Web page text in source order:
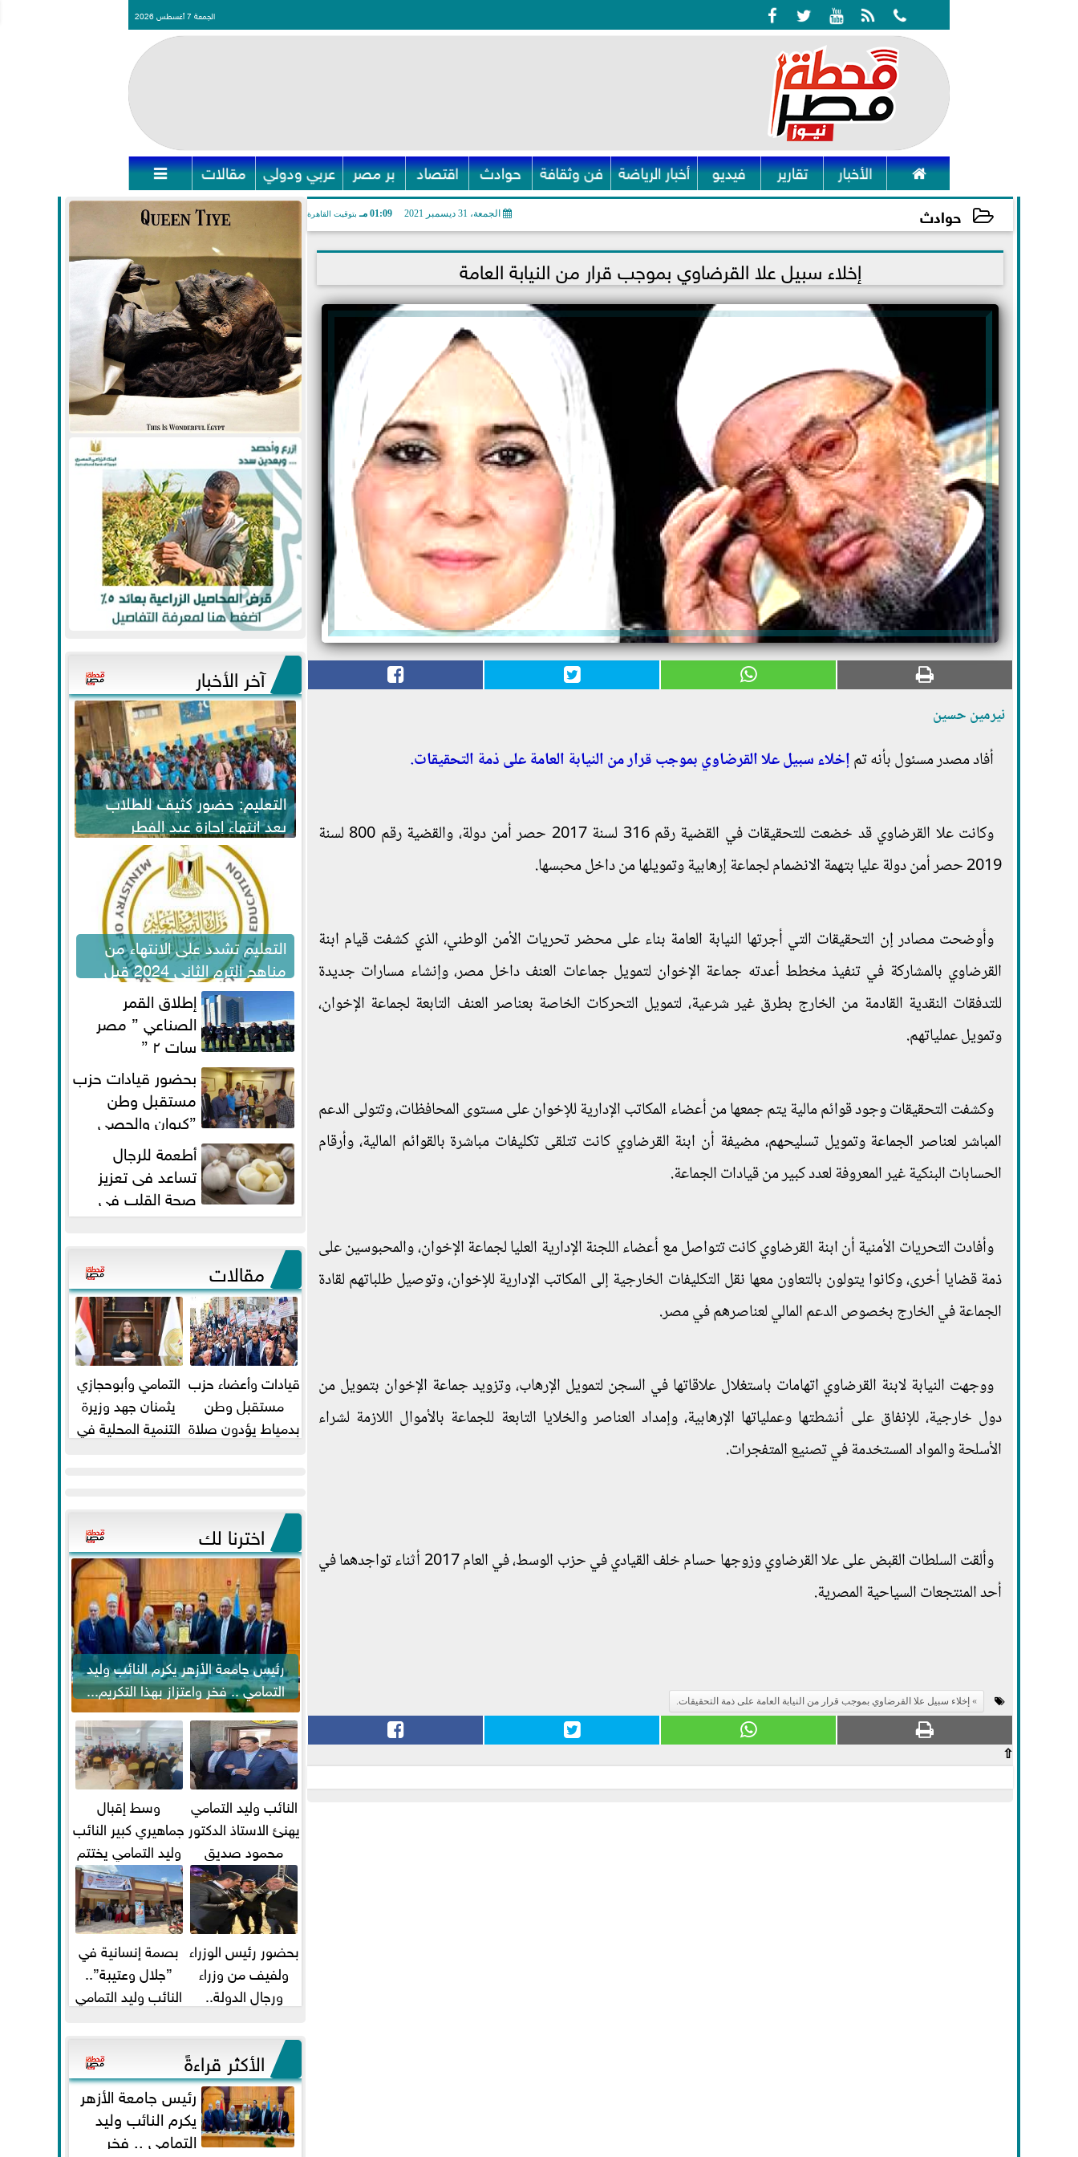
     الجمعة 7 أغسطس 2026
 الأخبار تقارير فيديو أخبار الرياضة فن وثقافة حوادث اقتصاد بر مصر عربي ودولي مقالات 
حوادث الجمعة، 31 ديسمبر 2021 01:09 مـ بتوقيت القاهرة
2021-12-31 13:09:14 إخلاء سبيل علا القرضاوي بموجب قرار من النيابة العامة
نيرمين حسين
أفاد مصدر مسئول بأنه تمإخلاء سبيل علا القرضاوي بموجب قرار من النيابة العامة على ذمة التحقيقات.
وكانت علا القرضاوي قد خضعت للتحقيقات في القضية رقم 316 لسنة 2017 حصر أمن دولة، والقضية رقم 800 لسنة
2019 حصر أمن دولة عليا بتهمة الانضمام لجماعة إرهابية وتمويلها من داخل محبسها.
وأوضحت مصادر إن التحقيقات التي أجرتها النيابة العامة بناء على محضر تحريات الأمن الوطني، الذي كشفت قيام ابنة
القرضاوي بالمشاركة في تنفيذ مخطط أعدته جماعة الإخوان لتمويل جماعات العنف داخل مصر، وإنشاء مسارات جديدة
للتدفقات النقدية القادمة من الخارج بطرق غير شرعية، لتمويل التحركات الخاصة بعناصر العنف التابعة لجماعة الإخوان،
وتمويل عملياتهم.
وكشفت التحقيقات وجود قوائم مالية يتم جمعها من أعضاء المكاتب الإدارية للإخوان على مستوى المحافظات، وتتولى الدعم
المباشر لعناصر الجماعة وتمويل تسليحهم، مضيفة أن ابنة القرضاوي كانت تتلقى تكليفات مباشرة بالقوائم المالية، وأرقام
الحسابات البنكية غير المعروفة لعدد كبير من قيادات الجماعة.
وأفادت التحريات الأمنية أن ابنة القرضاوي كانت تتواصل مع أعضاء اللجنة الإدارية العليا لجماعة الإخوان، والمحبوسين على
ذمة قضايا أخرى، وكانوا يتولون بالتعاون معها نقل التكليفات الخارجية إلى المكاتب الإدارية للإخوان، وتوصيل طلباتهم لقادة
الجماعة في الخارج بخصوص الدعم المالي لعناصرهم في مصر.
ووجهت النيابة لابنة القرضاوي اتهامات باستغلال علاقاتها في السجن لتمويل الإرهاب، وتزويد جماعة الإخوان بتمويل من
دول خارجية، للإنفاق على أنشطتها وعملياتها الإرهابية، وإمداد العناصر والخلايا التابعة للجماعة بالأموال اللازمة لشراء
الأسلحة والمواد المستخدمة في تصنيع المتفجرات.
وألقت السلطات القبض على علا القرضاوي وزوجها حسام خلف القيادي في حزب الوسط، في العام 2017 أثناء تواجدهما في
أحد المنتجعات السياحية المصرية.
إخلاء سبيل علا القرضاوي بموجب قرار من النيابة العامة على ذمة التحقيقات.
⇧
آخر الأخبار
التعليم: حضور كثيف للطلاب
بعد انتهاء إجازة عيد الفطر
لاستكمال المناهج
التعليم تشدد على الانتهاء من
مناهج الترم الثاني 2024 قبل
الامتحانات
إطلاق القمر
الصناعي ” مصر
سات ٢ ”
بحضور قيادات حزب
مستقبل وطن
”كيوان والحصي
والتمامي وابوحجازي وعيسي” أمانه
كفر...
أطعمة للرجال
تساعد فى تعزيز
صحة القلب فى
سن الأربعين
مقالات
قيادات وأعضاء حزب
مستقبل وطن
بدمياط يؤدون صلاة
التمامي وأبوحجازي
يثمنان جهد وزيرة
التنمية المحلية في
اخترنا لك
رئيس جامعة الأزهر يكرم النائب وليد
التمامي .. فخر واعتزاز بهذا التكريم...
النائب وليد التمامي
يهنئ الاستاذ الدكتور
محمود صديق
تكليفة قائم باعمال
...
وسط إقبال
جماهيري كبير النائب
وليد التمامي يختتم
أضخم قافلة طبية
مجانية...
بحضور رئيس الوزراء
ولفيف من وزراء
ورجال الدولة..
ومحمد...
بصمة إنسانية في
”جلال وعتيبة”..
النائب وليد التمامي
شيحة يداويان...
الأكثر قراءةً
رئيس جامعة الأزهر
يكرم النائب وليد
التمامي .. فخر